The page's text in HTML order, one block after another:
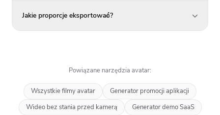
Jakie proporcje eksportować?
Powiązane narzędzia avatar:
Wszystkie filmy avatar
Generator promocji aplikacji
Wideo bez stania przed kamerą
Generator demo SaaS